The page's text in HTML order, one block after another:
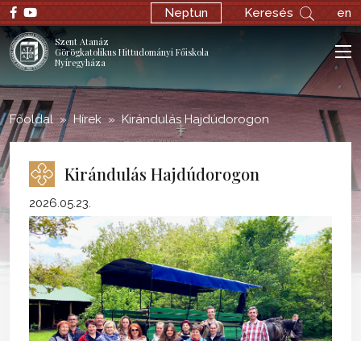
; Neptun Keresés en
Szent Atanáz
Görögkatolikus Hittudományi Főiskola
Nyíregyháza
Főoldal Hírek Kirándulás Hajdúdorogon
Kirándulás Hajdúdorogon
2026.05.23.